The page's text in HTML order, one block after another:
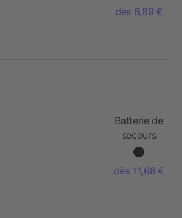
téléphone
dès 6,89 €
Batterie de
secours
solaire de
8000 mAh
Stellar
dès 11,68 €